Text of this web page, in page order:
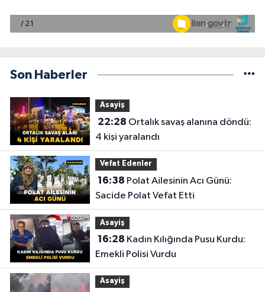
Son Haberler
Asayiş
22:28
4 kişi yaralandı
Vefat Edenler
16:38
Sacide Polat Vefat Etti
Asayiş
16:28
Emekli Polisi Vurdu
Asayiş